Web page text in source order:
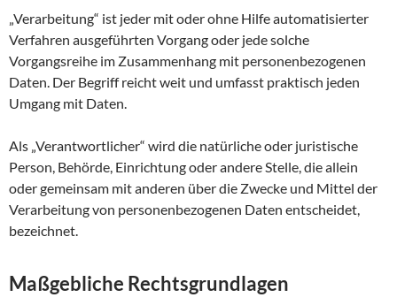
„Verarbeitung“ ist jeder mit oder ohne Hilfe automatisierter
Verfahren ausgeführten Vorgang oder jede solche
Vorgangsreihe im Zusammenhang mit personenbezogenen
Daten. Der Begriff reicht weit und umfasst praktisch jeden
Umgang mit Daten.
Als „Verantwortlicher“ wird die natürliche oder juristische
Person, Behörde, Einrichtung oder andere Stelle, die allein
oder gemeinsam mit anderen über die Zwecke und Mittel der
Verarbeitung von personenbezogenen Daten entscheidet,
bezeichnet.
Maßgebliche Rechtsgrundlagen